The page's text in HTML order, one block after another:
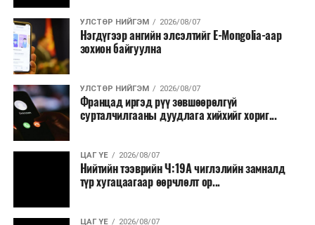
Хуулиар заавал мэдээлэхээс бусад кино,
контент, хэвлэлийн зардал;
Заавал олгохоос бусад тэтгэмж, урамшуулал.
Санхүүгийн хэмнэлтийн горимыг 2026 оны
арванхоёрдугаар сарын 31 хүртэл мөрдөнө. Харин
эрүүл мэндийн салбар уг хэмнэлтийн горимд
хамрагдахгүй бөгөөд цэцэрлэг, сургуулийн хүүхдийн
эрт илрүүлэг, вакцинжуулалт, томуу, томуу төст
өвчний эсрэг арга хэмжээ зэрэг зайлшгүй
үргэлжилнэ гэж Ерөнхий сайд Н.Учрал онцоллоо.
УЛСТӨР НИЙГЭМ 2026/08/07
Нэгдүгээр ангийн элсэлтийг E-Mongolia-аар
зохион байгуулна
УЛСТӨР НИЙГЭМ 2026/08/07
Францад иргэд рүү зөвшөөрөлгүй
сурталчилгааны дуудлага хийхийг хориг...
ЦАГ ҮЕ 2026/08/07
Нийтийн тээврийн Ч:19А чиглэлийн замналд
түр хугацаагаар өөрчлөлт ор...
ЦАГ ҮЕ 2026/08/07